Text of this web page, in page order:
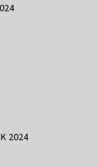
2024